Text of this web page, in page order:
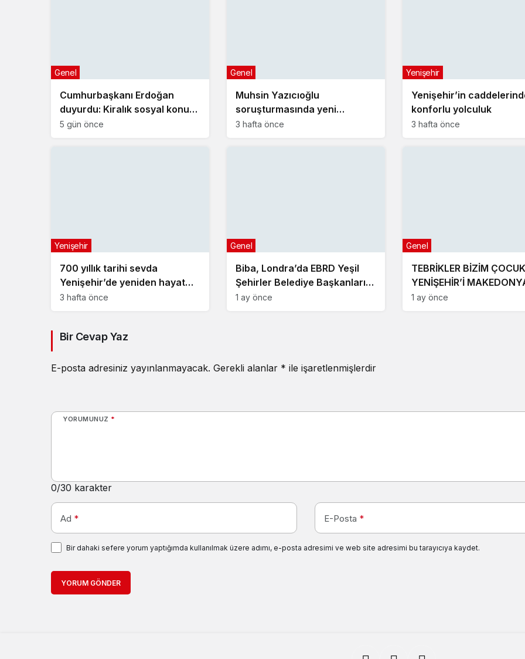
Cumhurbaşkanı Erdoğan
duyurdu: Kiralık sosyal konut
projesi eylülde başlıyor
Genel
5 gün önce
Muhsin Yazıcıoğlu
soruşturmasında yeni
gelişme!
Genel
3 hafta önce
Yenişehir’in
konforlu yolculuk
Yenişehir
3 hafta önce
700 yıllık tarihi sevda
Yenişehir’de yeniden hayat
buldu
Yenişehir
3 hafta önce
Biba, Londra’da EBRD Yeşil
Şehirler Belediye Başkanları
Toplantısı’na katıldı
Genel
1 ay önce
TEBRİKLER BİZİM
YENİŞEHİR’İ
GURURLA TEMSİL ETTİLER
Genel
1 ay önce
Bir Cevap Yaz
E-posta adresiniz yayınlanmayacak. Gerekli alanlar * ile işaretlenmişlerdir
YORUMUNUZ *
0/30 karakter
Ad * E-Posta *
Bir dahaki sefere yorum yaptığımda kullanılmak üzere adımı, e-posta adresimi ve web site adresimi bu tarayıcıya kaydet.
YORUM GÖNDER